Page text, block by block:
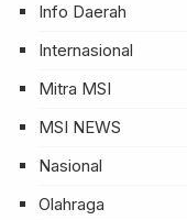
Info Daerah
Internasional
Mitra MSI
MSI NEWS
Nasional
Olahraga